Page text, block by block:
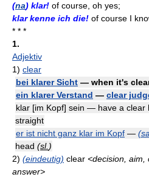
(na) klar! of course, oh yes;
klar kenne ich die! of course I
* * *
1.
Adjektiv
1) clear
bei klarer Sicht — when it's
ein klarer Verstand — clear
klar [im Kopf] sein — have a clear
straight
er ist nicht ganz klar im Kopf —
head (sl. )
2) (eindeutig) clear <decision, aim,
answer>